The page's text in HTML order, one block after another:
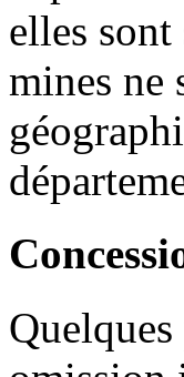
elles
mines ne